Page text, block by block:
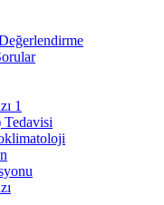
1
Tedavisi